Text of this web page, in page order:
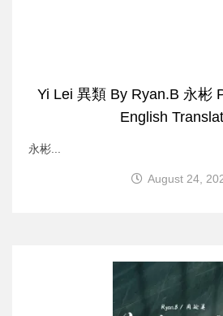
Yi Lei 異類 By Ryan.B 永彬
English
永彬...
August 24,